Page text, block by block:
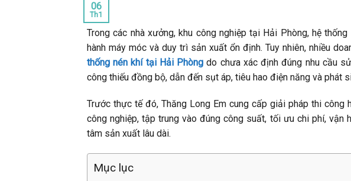
06
Th1
Trong các nhà xưởng, khu công nghiệp tại Hải Phòng, hệ
hành máy móc và duy trì sản xuất ổn định. Tuy nhiên, nhiều
thống nén khí tại Hải Phòng do chưa xác định đúng nhu cầu
công thiếu đồng bộ, dẫn đến sụt áp, tiêu hao điện năng và phát
Trước thực tế đó, Thăng Long Em cung cấp giải pháp thi công
công nghiệp, tập trung vào đúng công suất, tối ưu chi phí, vận
tâm sản xuất lâu dài.
Mục lục